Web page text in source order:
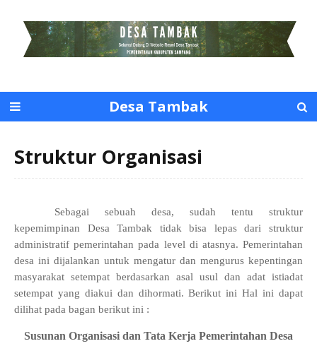
Desa Tambak
Struktur Organisasi
Sebagai sebuah desa, sudah tentu struktur
kepemimpinan Desa Tambak tidak bisa lepas dari struktur
administratif pemerintahan pada level di atasnya. Pemerintahan
desa ini dijalankan untuk mengatur dan mengurus kepentingan
masyarakat setempat berdasarkan asal usul dan adat istiadat
setempat yang diakui dan dihormati. Berikut ini Hal ini dapat
dilihat pada bagan berikut ini :
Susunan Organisasi dan Tata Kerja Pemerintahan Desa